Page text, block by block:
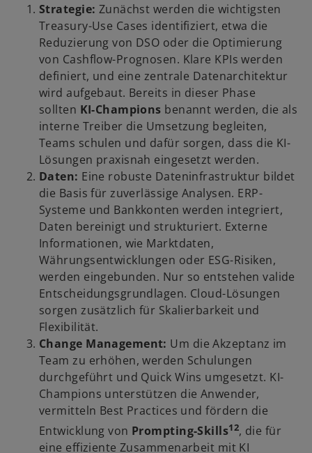
Strategie: Zunächst werden die wichtigsten
Treasury-Use Cases identifiziert, etwa die
Reduzierung von DSO oder die Optimierung
von Cashflow-Prognosen. Klare KPIs werden
definiert, und eine zentrale Datenarchitektur
wird aufgebaut. Bereits in dieser Phase
sollten KI-Champions benannt werden, die als
interne Treiber die Umsetzung begleiten,
Teams schulen und dafür sorgen, dass die KI-
Lösungen praxisnah eingesetzt werden.
Daten: Eine robuste Dateninfrastruktur bildet
die Basis für zuverlässige Analysen. ERP-
Systeme und Bankkonten werden integriert,
Daten bereinigt und strukturiert. Externe
Informationen, wie Marktdaten,
Währungsentwicklungen oder ESG-Risiken,
werden eingebunden. Nur so entstehen valide
Entscheidungsgrundlagen. Cloud-Lösungen
sorgen zusätzlich für Skalierbarkeit und
Flexibilität.
Change Management: Um die Akzeptanz im
Team zu erhöhen, werden Schulungen
durchgeführt und Quick Wins umgesetzt. KI-
Champions unterstützen die Anwender,
vermitteln Best Practices und fördern die
Entwicklung von Prompting-Skills12, die für
eine effiziente Zusammenarbeit mit KI